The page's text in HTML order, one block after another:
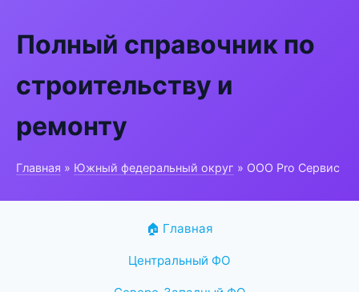
Полный справочник по
строительству и
ремонту
Главная » Южный федеральный округ » ООО Pro Сервис
🏠 Главная
Центральный ФО